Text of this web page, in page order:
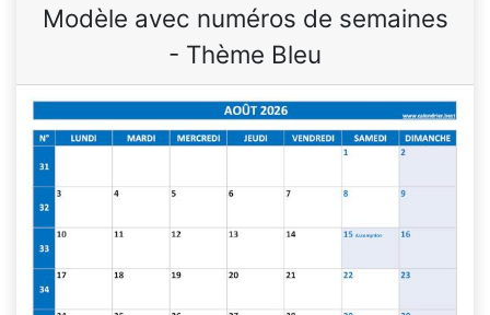
Modèle avec numéros de semaines
- Thème Bleu